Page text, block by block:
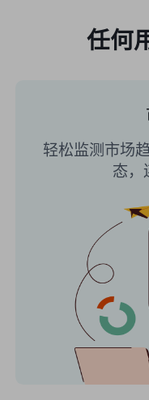
任何
轻松监测市场
态，